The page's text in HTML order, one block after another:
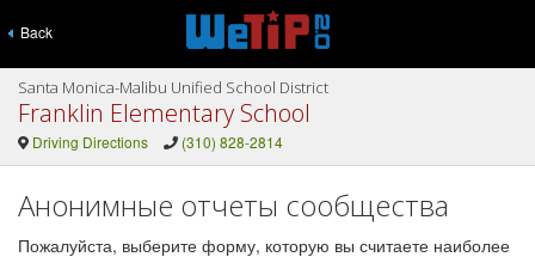
Back
Santa Monica-Malibu Unified School District
Franklin Elementary School
Driving Directions (310) 828-2814
Анонимные отчеты сообщества
Пожалуйста, выберите форму, которую вы считаете наиболее